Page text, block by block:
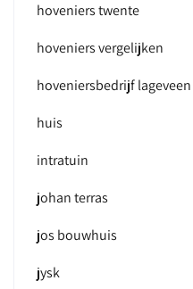
hoveniers twente
hoveniers vergelijken
hoveniersbedrijf lageveen
huis
intratuin
johan terras
jos bouwhuis
jysk